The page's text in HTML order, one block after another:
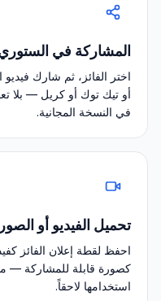
المشاركة في الستوري
اختر الفائز، ثم شارك
في النسخة المجانية.
تحميل الفيديو أو
كصورة قابلة للمشاركة —
استخدامها لاحقاً.